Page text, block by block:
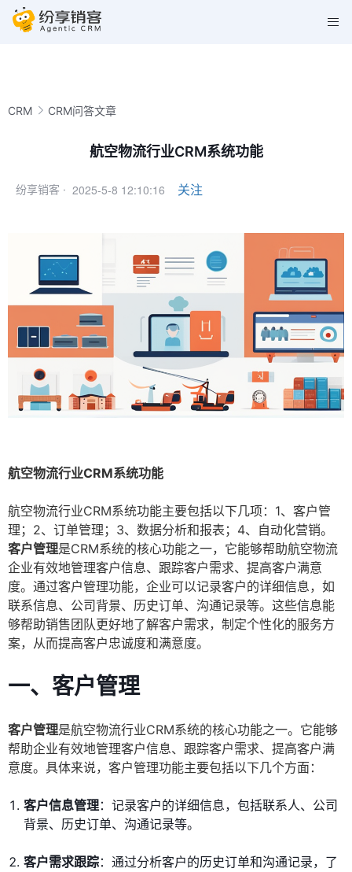
CRM CRM问答文章
航空物流行业CRM系统功能
纷享销客 · 2025-5-8 12:10:16 关注
航空物流行业CRM系统功能
航空物流行业CRM系统功能主要包括以下几项：1、客户管
理；2、订单管理；3、数据分析和报表；4、自动化营销。
客户管理是CRM系统的核心功能之一，它能够帮助航空物流
企业有效地管理客户信息、跟踪客户需求、提高客户满意
度。通过客户管理功能，企业可以记录客户的详细信息，如
联系信息、公司背景、历史订单、沟通记录等。这些信息能
够帮助销售团队更好地了解客户需求，制定个性化的服务方
案，从而提高客户忠诚度和满意度。
一、客户管理
客户管理是航空物流行业CRM系统的核心功能之一。它能够
帮助企业有效地管理客户信息、跟踪客户需求、提高客户满
意度。具体来说，客户管理功能主要包括以下几个方面：
客户信息管理：记录客户的详细信息，包括联系人、公司
背景、历史订单、沟通记录等。
客户需求跟踪：通过分析客户的历史订单和沟通记录，了